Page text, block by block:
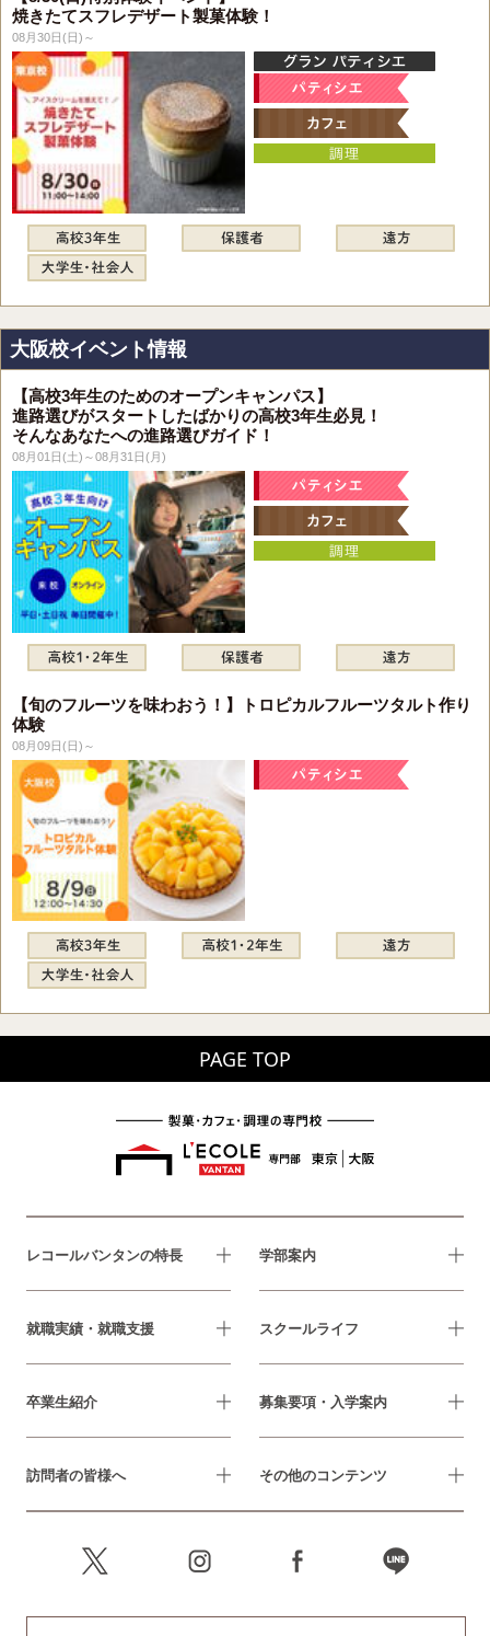
焼きたてスフレデザート製菓体験！
08月30日(日)～
大阪校イベント情報
【高校3年生のためのオープンキャンパス】
進路選びがスタートしたばかりの高校3年生必見！
そんなあなたへの進路選びガイド！
08月01日(土)～08月31日(月)
【旬のフルーツを味わおう！】トロピカルフルーツタルト作り
体験
08月09日(日)～
PAGE TOP
レコールバンタンの特長 学部案内
就職実績・就職支援 スクールライフ
卒業生紹介 募集要項・入学案内
訪問者の皆様へ その他のコンテンツ